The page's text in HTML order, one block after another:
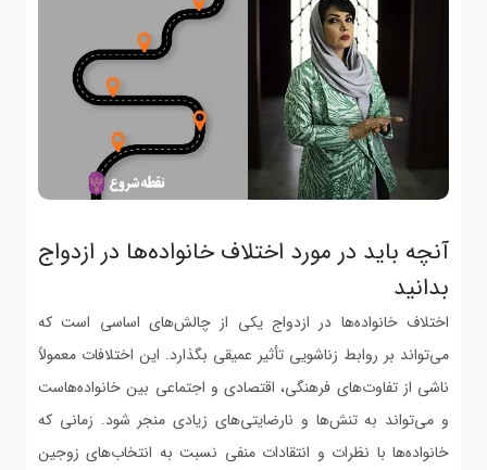
آنچه باید در مورد اختلاف خانواده‌ها در ازدواج
بدانید
اختلاف خانواده‌ها در ازدواج یکی از چالش‌های اساسی است که
می‌تواند بر روابط زناشویی تأثیر عمیقی بگذارد. این اختلافات معمولاً
ناشی از تفاوت‌های فرهنگی، اقتصادی و اجتماعی بین خانواده‌هاست
و می‌تواند به تنش‌ها و نارضایتی‌های زیادی منجر شود. زمانی که
خانواده‌ها با نظرات و انتقادات منفی نسبت به انتخاب‌های زوجین